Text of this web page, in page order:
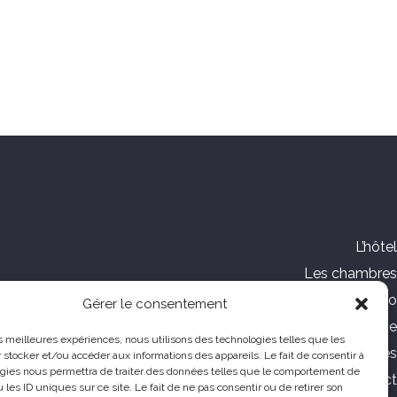
Gérer le consentement
meilleures expériences, nous utilisons des technologies telles que les
stocker et/ou accéder aux informations des appareils. Le fait de consentir à
nous permettra de traiter des données telles que le comportement de
les ID uniques sur ce site. Le fait de ne pas consentir ou de retirer son
L’hôtel
Les chambres
Galerie Photo
Tourisme
Offres spéciales
Contact